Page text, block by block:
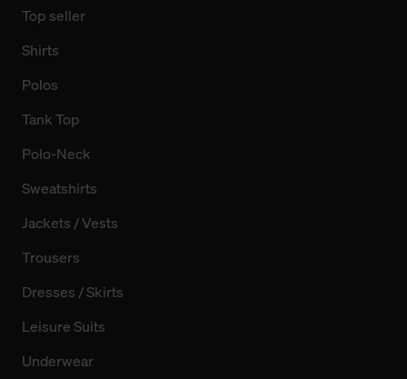
Top seller
Shirts
Polos
Tank Top
Polo-Neck
Sweatshirts
Jackets / Vests
Trousers
Dresses / Skirts
Leisure Suits
Underwear